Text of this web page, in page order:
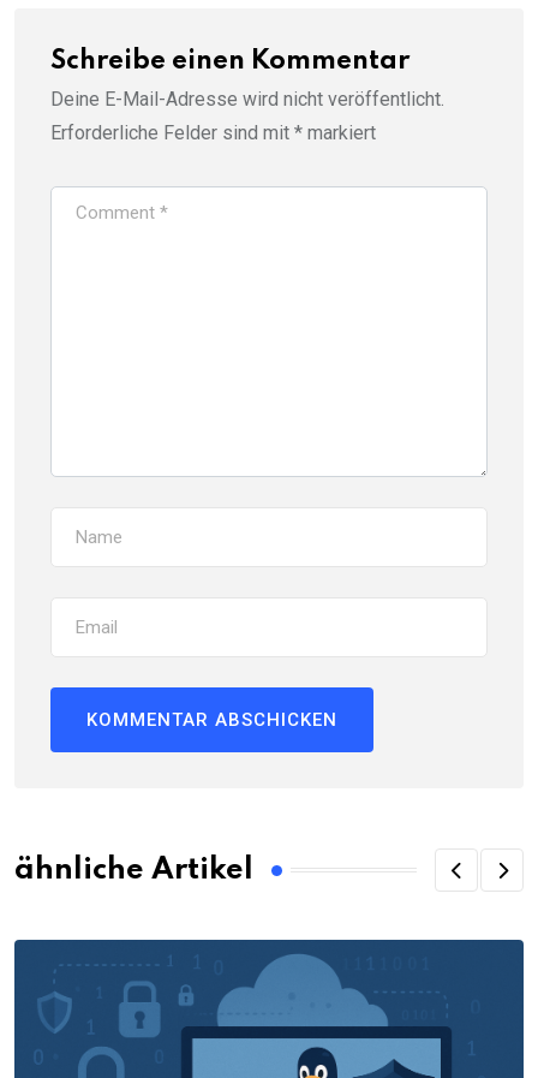
Schreibe einen Kommentar
Deine E-Mail-Adresse wird nicht veröffentlicht.
Erforderliche Felder sind mit * markiert
ähnliche Artikel